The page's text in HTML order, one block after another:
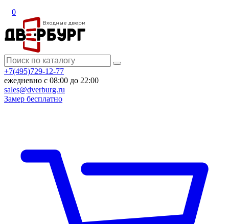
0
+7(495)729-12-77
ежедневно с 08:00 до 22:00
sales@dverburg.ru
Замер бесплатно